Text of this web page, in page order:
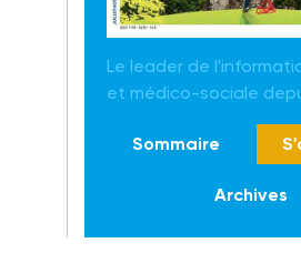
Le leader de
et médico-sociale
Sommaire
Archives